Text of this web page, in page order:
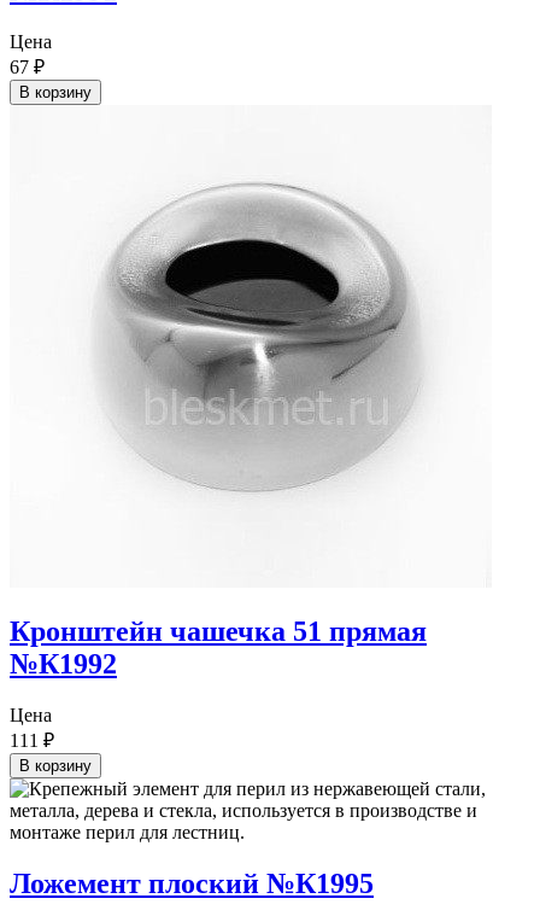
Цена
67 ₽
В корзину
Кронштейн чашечка 51 прямая
№К1992
Цена
111 ₽
В корзину
Ложемент плоский №К1995